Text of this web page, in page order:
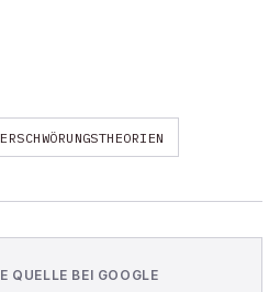
QUELLE BEI GOOGLE